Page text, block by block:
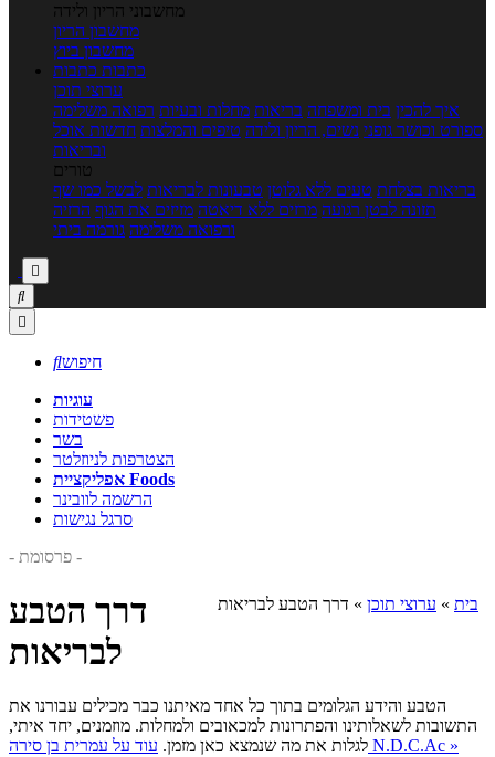
מחשבוני הריון ולידה
מחשבון הריון
מחשבון ביוץ
כתבות כתבות
ערוצי תוכן
איך להכין בית ומשפחה בריאות מחלות ובעיות רפואה משלימה
ספורט וכושר גופני נשים, הריון ולידה טיפים והמלצות חדשות אוכל
ובריאות
טורים
בריאות בצלחת טעים ללא גלוטן טבעונות לבריאות לבשל כמו שף
תזונה לבטן רגועה מרזים ללא דיאטה מזיזים את הגוף הרזיה
ורפואה משלימה גורמה ביתי



חיפוש
עוגיות
פשטידות
בשר
הצטרפות לניוזלטר
אפליקציית Foods
הרשמה לוובינר
סרגל נגישות
- פרסומת -
בית » ערוצי תוכן » דרך הטבע לבריאות
דרך הטבע
לבריאות
הטבע והידע הגלומים בתוך כל אחד מאיתנו כבר מכילים עבורנו את
התשובות לשאלותינו והפתרונות למכאובים ולמחלות. מוזמנים, יחד איתי,
לגלות את מה שנמצא כאן מזמן. עוד על עמרית בן סירה N.D.C.Ac »